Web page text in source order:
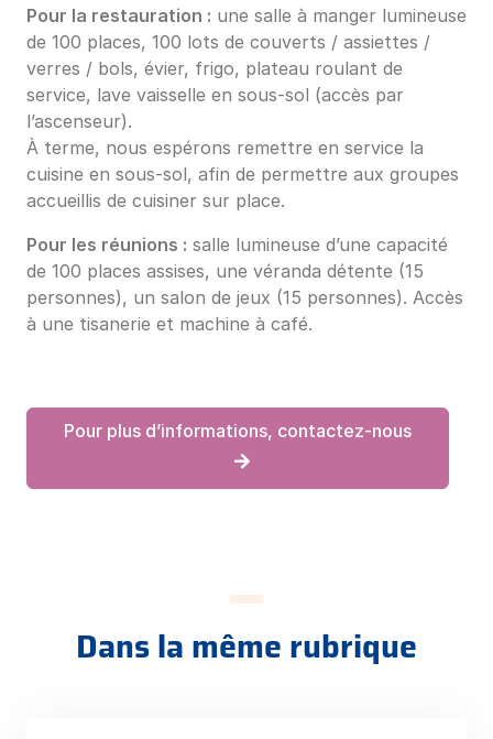
Pour la restauration : une salle à manger lumineuse
de 100 places, 100 lots de couverts / assiettes /
verres / bols, évier, frigo, plateau roulant de
service, lave vaisselle en sous-sol (accès par
l’ascenseur).
À terme, nous espérons remettre en service la
cuisine en sous-sol, afin de permettre aux groupes
accueillis de cuisiner sur place.
Pour les réunions : salle lumineuse d’une capacité
de 100 places assises, une véranda détente (15
personnes), un salon de jeux (15 personnes). Accès
à une tisanerie et machine à café.
Pour plus d’informations, contactez-nous
Dans la même rubrique